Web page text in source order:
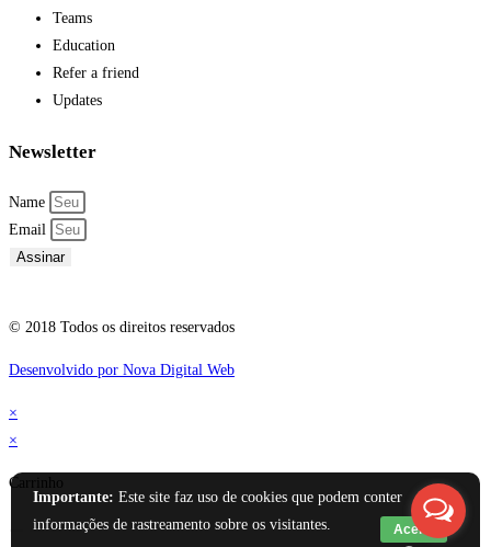
Teams
Education
Refer a friend
Updates
Newsletter
Name
Email
Assinar
© 2018 Todos os direitos reservados
Desenvolvido por Nova Digital Web
Importante: Este site faz uso de cookies que podem conter
informações de rastreamento sobre os visitantes.
Aceito
×
×
Carrinho